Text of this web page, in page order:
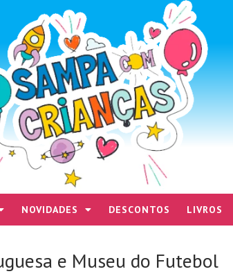
NOVIDADES DESCONTOS LIVROS
e Museu do Futebol